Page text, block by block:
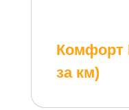
Комфорт
за км)